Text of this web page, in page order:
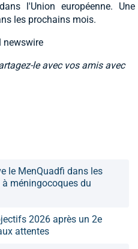
l'Union européenne. Une
les prochains mois.
newswire
le avec vos amis avec
le MenQuadfi dans les
méningocoques du
2026 après un 2e
attentes